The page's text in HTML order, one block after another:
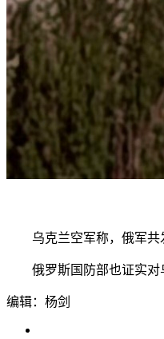
乌克兰空军称，俄军共发
俄罗斯国防部也证实对乌
编辑：杨剑